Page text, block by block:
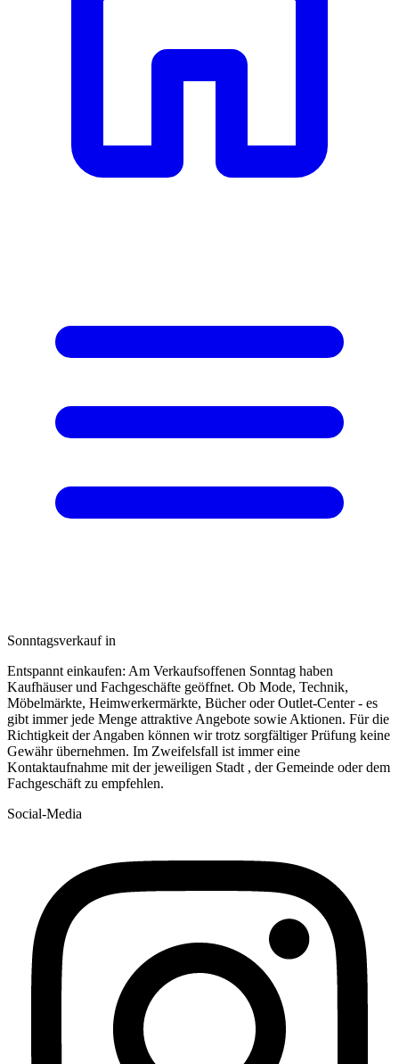
Sonntagsverkauf in
Entspannt einkaufen: Am Verkaufsoffenen Sonntag haben
Kaufhäuser und Fachgeschäfte geöffnet. Ob Mode, Technik,
Möbelmärkte, Heimwerkermärkte, Bücher oder Outlet-Center - es
gibt immer jede Menge attraktive Angebote sowie Aktionen. Für die
Richtigkeit der Angaben können wir trotz sorgfältiger Prüfung keine
Gewähr übernehmen. Im Zweifelsfall ist immer eine
Kontaktaufnahme mit der jeweiligen Stadt , der Gemeinde oder dem
Fachgeschäft zu empfehlen.
Social-Media